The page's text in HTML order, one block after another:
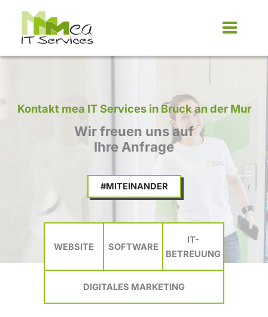
Zum
springen
Kontakt mea IT Services in Bruck an der Mur
Wir freuen uns auf
Ihre Anfrage
#MITEINANDER
WEBSITE SOFTWARE
IT-
BETREUUNG
DIGITALES MARKETING